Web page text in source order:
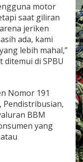
motor
saat giliran
jeriken
ada, kami
lebih mahal,”
di SPBU
Nomor 191
Pendistribusian,
BBM
yang